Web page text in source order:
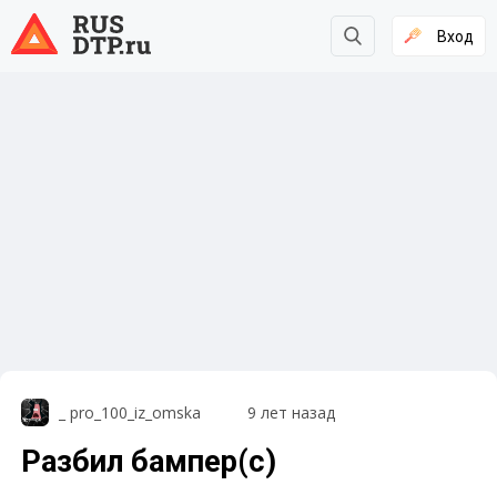
Вход
_ pro_100_iz_omska 9 лет назад
Разбил бампер(с)